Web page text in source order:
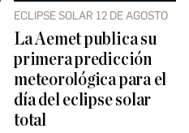
ECLIPSE SOLAR 12 DE AGOSTO
La Aemet publica su
primera predicción
meteorológica para el
día del eclipse solar
total